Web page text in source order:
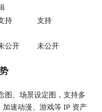
持 支持
公开 未公开
图、场景设定图，支持多
速动漫、游戏等 IP 资产